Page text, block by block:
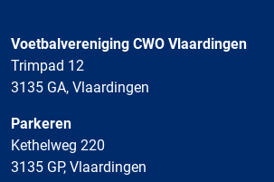
Voetbalvereniging CWO Vlaardingen
Trimpad 12
3135 GA, Vlaardingen
Parkeren
Kethelweg 220
3135 GP, Vlaardingen